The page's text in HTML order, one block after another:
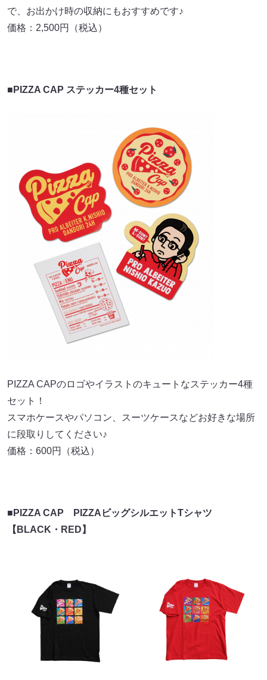
で、お出かけ時の収納にもおすすめです♪
価格：2,500円（税込）
■PIZZA CAP ステッカー4種セット
PIZZA CAPのロゴやイラストのキュートなステッカー4種
セット！
スマホケースやパソコン、スーツケースなどお好きな場所
に段取りしてください♪
価格：600円（税込）
■PIZZA CAP PIZZAビッグシルエットTシャツ
【BLACK・RED】